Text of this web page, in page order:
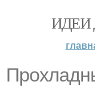
ИДЕИ